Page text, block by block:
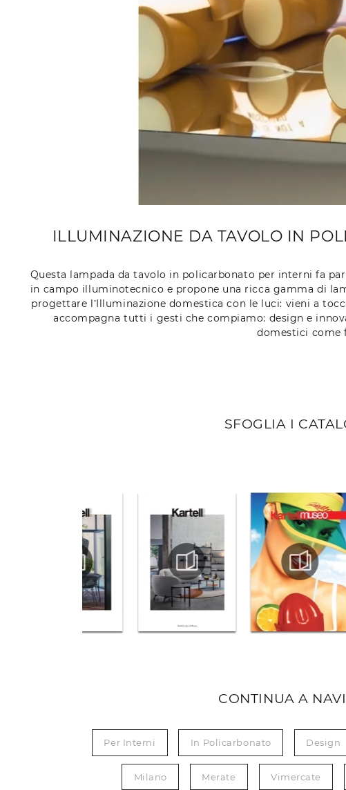
ILLUMINAZIONE DA TAVOLO IN
Questa lampada da tavolo in policarbonato per interni fa
in campo illuminotecnico e propone una ricca gamma di
progettare l’Illuminazione domestica con le luci: vieni a
accompagna tutti i gesti che compiamo: design e
domestici come
SFOGLIA I
CONTINUA A
Per Interni In Policarbonato Design
Milano Merate Vimercate